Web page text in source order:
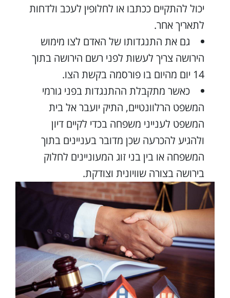
יכול להתקיים ככתבו או לחלופין לעכב ולדחות
לתאריך אחר.
גם את התנגדותו של האדם לצו מימוש
הירושה צריך לעשות לפני רשם הירושה בתוך
14 יום מהיום בו פורסמה בקשת הצו.
כאשר מתקבלת ההתנגדות בפני גורמי
המשפט הרלוונטיים, התיק יועבר אל בית
המשפט לענייני משפחה בכדי לקיים דיון
ולהגיע להכרעה שכן מדובר בעניינים בתוך
המשפחה או בין בני זוג המעוניינים לחלוק
בירושה בצורה שוויונית וצודקת.